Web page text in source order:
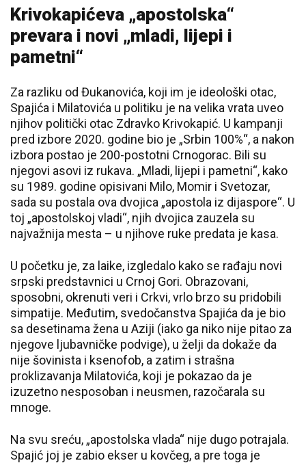
Krivokapićeva „apostolska“
prevara i novi „mladi, lijepi i
pametni“
Za razliku od Đukanovića, koji im je ideološki otac,
Spajića i Milatovića u politiku je na velika vrata uveo
njihov politički otac Zdravko Krivokapić. U kampanji
pred izbore 2020. godine bio je „Srbin 100%“, a nakon
izbora postao je 200-postotni Crnogorac. Bili su
njegovi asovi iz rukava. „Mladi, lijepi i pametni“, kako
su 1989. godine opisivani Milo, Momir i Svetozar,
sada su postala ova dvojica „apostola iz dijaspore“. U
toj „apostolskoj vladi“, njih dvojica zauzela su
najvažnija mesta – u njihove ruke predata je kasa.
U početku je, za laike, izgledalo kako se rađaju novi
srpski predstavnici u Crnoj Gori. Obrazovani,
sposobni, okrenuti veri i Crkvi, vrlo brzo su pridobili
simpatije. Međutim, svedočanstva Spajića da je bio
sa desetinama žena u Aziji (iako ga niko nije pitao za
njegove ljubavničke podvige), u želji da dokaže da
nije šovinista i ksenofob, a zatim i strašna
proklizavanja Milatovića, koji je pokazao da je
izuzetno nesposoban i neusmen, razočarala su
mnoge.
Na svu sreću, „apostolska vlada“ nije dugo potrajala.
Spajić joj je zabio ekser u kovčeg, a pre toga je